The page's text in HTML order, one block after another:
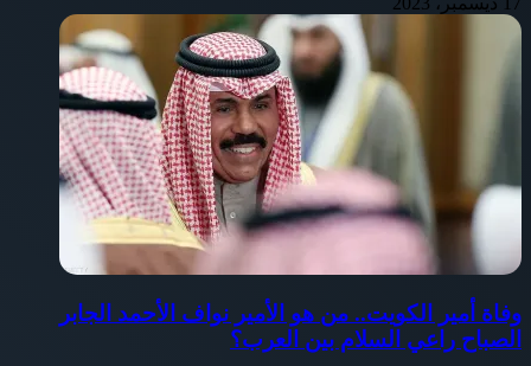
وفاة أمير الكويت.. من هو الأمير نواف الأحمد الجابر
الصباح راعي السلام بين العرب؟